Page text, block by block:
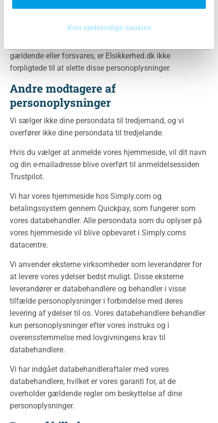
Kun nødvendige cookies
personoplysninger hos Elsikkerhed.dk slettet. I det
nødvendig, f.eks. grundet overholdelse af retlige
gældende eller forsvares, er Elsikkerhed.dk ikke
forpligtede til at slette disse personoplysninger.
Andre modtagere af
personoplysninger
Vi sælger ikke dine persondata til tredjemand, og vi
overfører ikke dine persondata til tredjelande.
Hvis du vælger at anmelde vores hjemmeside, vil dit navn
og din e-mailadresse blive overført til anmeldelsessiden
Trustpilot.
Vi har vores hjemmeside hos Simply.com og
betalingssystem gennem Quickpay, som fungerer som
vores databehandler. Alle persondata som du oplyser på
vores hjemmeside vil blive opbevaret i Simply.coms
datacentre.
Vi anvender eksterne virksomheder som leverandører for
at levere vores ydelser bedst muligt. Disse eksterne
leverandører er databehandlere og behandler i visse
tilfælde personoplysninger i forbindelse med deres
levering af ydelser til os. Vores databehandlere behandler
kun personoplysninger efter vores instruks og i
overensstemmelse med lovgivningens krav til
databehandlere.
Vi har indgået databehandleraftaler med vores
databehandlere, hvilket er vores garanti for, at de
overholder gældende regler om beskyttelse af dine
personoplysninger.